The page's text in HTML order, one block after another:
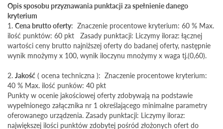
Opis sposobu przyznawania punktacji za spełnienie danego
kryterium
1. Cena brutto oferty: Znaczenie procentowe kryterium: 60 % Max.
ilość punktów: 60 pkt Zasady punktacji: Liczymy iloraz: łącznej
wartości ceny brutto najniższej oferty do badanej oferty, następnie
wynik mnożymy x 100, wynik iloczynu mnożymy x waga tj.(0,60).
2. Jakość ( ocena techniczna ): Znaczenie procentowe kryterium:
40 % Max. ilość punków: 40 pkt
Punkty w ocenie jakościowej oferty zdobywają na podstawie
wypełnionego załącznika nr 1 określającego minimalne parametry
oferowanego urządzenia. Zasady punktacji: Liczymy iloraz:
największej ilości punktów zdobytej pośród złożonych ofert do